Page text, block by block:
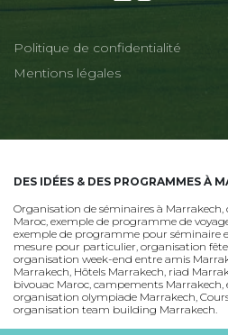
Politique de confidentialité
Mentions légales
DES IDÉES & DES PROGRAMMES À
Organisation de séminaires à Marrakech,
Maroc, exemple de programme de
exemple de programme pour séminaire
mesure pour particulier, organisation
organisation week-end entre amis
Marrakech, Hôtels Marrakech, riad
bivouac Maroc, campements Marrakech,
organisation olympiade Marrakech,
organisation team building Marrakech.